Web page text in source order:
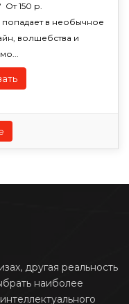
От 150 р.
в необычное
волшебства и
другая реальность
наиболее